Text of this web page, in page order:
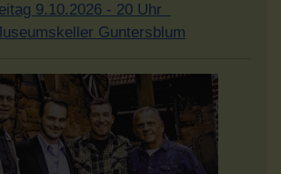
9.10.2026 - 20 Uhr
Guntersblum